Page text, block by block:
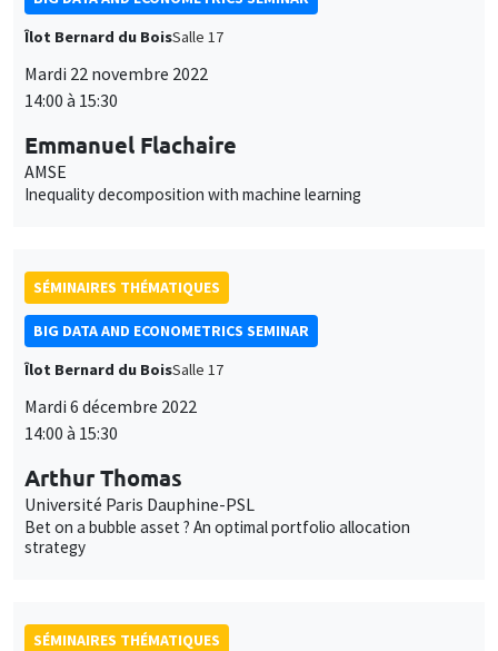
Îlot Bernard du BoisSalle 17
Mardi 22 novembre 2022
14:00 à 15:30
Emmanuel Flachaire
AMSE
Inequality decomposition with machine learning
SÉMINAIRES THÉMATIQUES
BIG DATA AND ECONOMETRICS SEMINAR
Îlot Bernard du BoisSalle 17
Mardi 6 décembre 2022
14:00 à 15:30
Arthur Thomas
Université Paris Dauphine-PSL
Bet on a bubble asset ? An optimal portfolio allocation
strategy
SÉMINAIRES THÉMATIQUES